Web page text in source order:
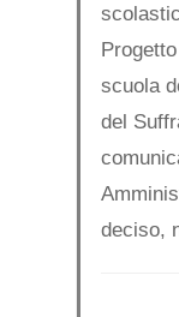
scuola
del
deciso,